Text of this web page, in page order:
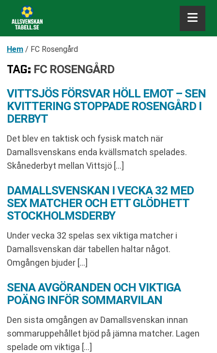
Hem / FC Rosengård
TAG: FC ROSENGÅRD
VITTSJÖS FÖRSVAR HÖLL EMOT – SEN
KVITTERING STOPPADE ROSENGÅRD I
DERBYT
Det blev en taktisk och fysisk match när
Damallsvenskans enda kvällsmatch spelades.
Skånederbyt mellan Vittsjö […]
DAMALLSVENSKAN I VECKA 32 MED
SEX MATCHER OCH ETT GLÖDHETT
STOCKHOLMSDERBY
Under vecka 32 spelas sex viktiga matcher i
Damallsvenskan där tabellen haltar något.
Omgången bjuder […]
SENA AVGÖRANDEN OCH VIKTIGA
POÄNG INFÖR SOMMARVILAN
Den sista omgången av Damallsvenskan innan
sommaruppehållet bjöd på jämna matcher. Lagen
spelade om viktiga […]